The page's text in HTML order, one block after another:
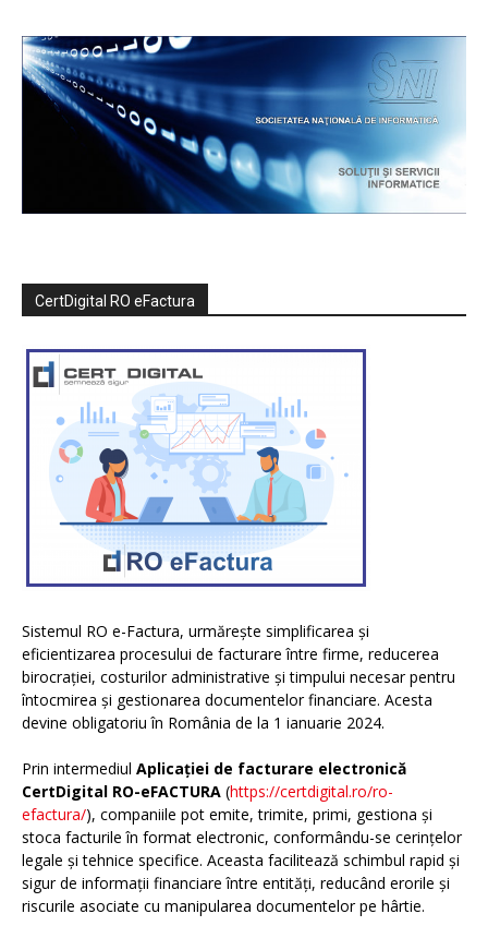
CertDigital RO eFactura
Sistemul RO e-Factura, urmărește simplificarea și
eficientizarea procesului de facturare între firme, reducerea
birocrației, costurilor administrative și timpului necesar pentru
întocmirea și gestionarea documentelor financiare. Acesta
devine obligatoriu în România de la 1 ianuarie 2024.
Prin intermediul Aplicației de facturare electronică
CertDigital RO-eFACTURA (https://certdigital.ro/ro-
efactura/), companiile pot emite, trimite, primi, gestiona și
stoca facturile în format electronic, conformându-se cerințelor
legale și tehnice specifice. Aceasta facilitează schimbul rapid și
sigur de informații financiare între entități, reducând erorile și
riscurile asociate cu manipularea documentelor pe hârtie.